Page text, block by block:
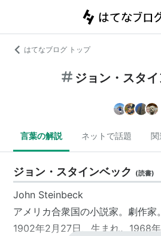
はてなブログ トップ
ジョン・スタ
言葉の解説 ネットで話題
ジョン・スタインベック (読書)
John Steinbeck
アメリカ合衆国の小説家。劇作家。
1902年2月27日、生まれ。1968年